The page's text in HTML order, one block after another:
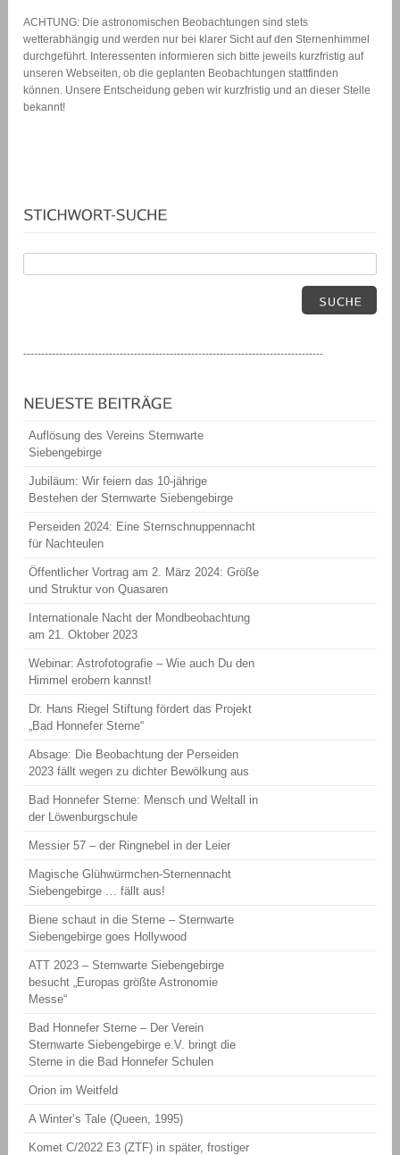
ACHTUNG: Die astronomischen Beobachtungen sind stets
wetterabhängig und werden nur bei klarer Sicht auf den Sternenhimmel
durchgeführt. Interessenten informieren sich bitte jeweils kurzfristig auf
unseren Webseiten, ob die geplanten Beobachtungen stattfinden
können. Unsere Entscheidung geben wir kurzfristig und an dieser Stelle
bekannt!
------------------------------------------------------------------------------------
Auflösung des Vereins Sternwarte
Siebengebirge
Jubiläum: Wir feiern das 10-jährige
Bestehen der Sternwarte Siebengebirge
Perseiden 2024: Eine Sternschnuppennacht
für Nachteulen
Öffentlicher Vortrag am 2. März 2024: Größe
und Struktur von Quasaren
Internationale Nacht der Mondbeobachtung
am 21. Oktober 2023
Webinar: Astrofotografie – Wie auch Du den
Himmel erobern kannst!
Dr. Hans Riegel Stiftung fördert das Projekt
„Bad Honnefer Sterne“
Absage: Die Beobachtung der Perseiden
2023 fällt wegen zu dichter Bewölkung aus
Bad Honnefer Sterne: Mensch und Weltall in
der Löwenburgschule
Messier 57 – der Ringnebel in der Leier
Magische Glühwürmchen-Sternennacht
Siebengebirge … fällt aus!
Biene schaut in die Sterne – Sternwarte
Siebengebirge goes Hollywood
ATT 2023 – Sternwarte Siebengebirge
besucht „Europas größte Astronomie
Messe“
Bad Honnefer Sterne – Der Verein
Sternwarte Siebengebirge e.V. bringt die
Sterne in die Bad Honnefer Schulen
Orion im Weitfeld
A Winter’s Tale (Queen, 1995)
Komet C/2022 E3 (ZTF) in später, frostiger